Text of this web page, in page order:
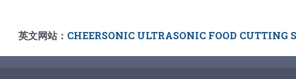
英文网站： CHEERSONIC ULTRASONIC FOOD CUTTING